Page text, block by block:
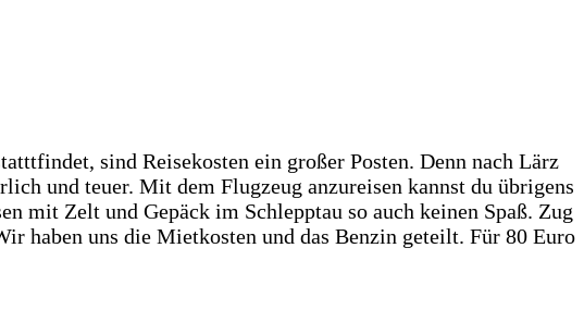
sind Reisekosten ein großer Posten. Denn nach Lärz
und teuer. Mit dem Flugzeug anzureisen kannst du übrigens
mit Zelt und Gepäck im Schlepptau so auch keinen Spaß. Zug
haben uns die Mietkosten und das Benzin geteilt. Für 80 Euro